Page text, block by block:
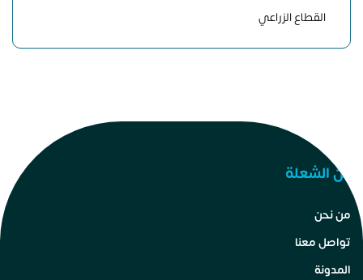
القطاع الزراعي
عن الشعلة
من نحن
تواصل معنا
المدونة